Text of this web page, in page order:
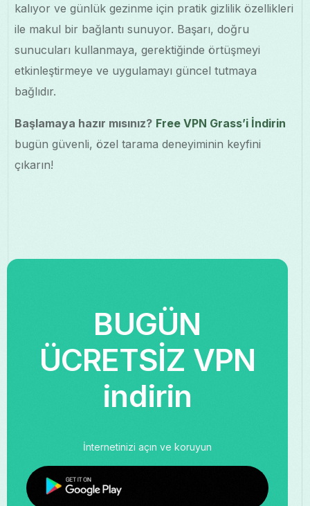
kalıyor ve günlük gezinme için pratik gizlilik özellikleri
ile makul bir bağlantı sunuyor. Başarı, doğru
sunucuları kullanmaya, gerektiğinde örtüşmeyi
etkinleştirmeye ve uygulamayı güncel tutmaya
bağlıdır.
Başlamaya hazır mısınız? Free VPN Grass’i İndirin
bugün güvenli, özel tarama deneyiminin keyfini
çıkarın!
BUGÜN
ÜCRETSİZ VPN
indirin
İnternetinizi açın ve koruyun